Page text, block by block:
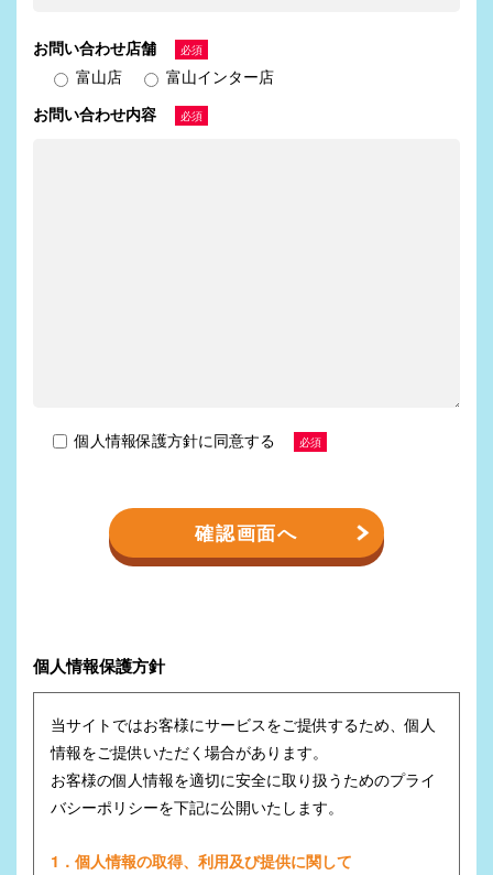
お問い合わせ店舗 必須
富山店 富山インター店
お問い合わせ内容 必須
個人情報保護方針に同意する 必須
個人情報保護方針
当サイトではお客様にサービスをご提供するため、個人
情報をご提供いただく場合があります。
お客様の個人情報を適切に安全に取り扱うためのプライ
バシーポリシーを下記に公開いたします。
1．個人情報の取得、利用及び提供に関して